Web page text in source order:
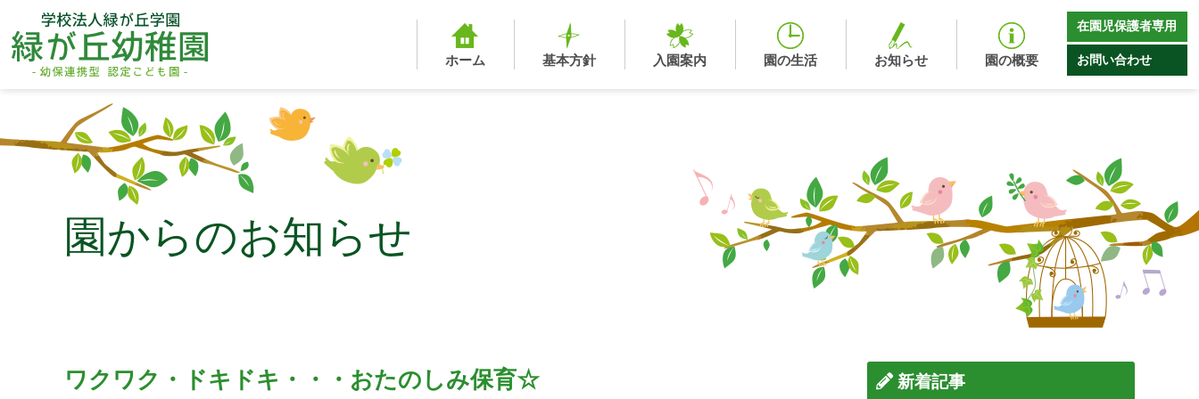
ホーム 基本方針 入園案内 園の生活 お知らせ 園の概要
在園児保護者専用
お問い合わせ
園からのお知らせ
ワクワク・ドキドキ・・・おたのしみ保育☆ 新着記事